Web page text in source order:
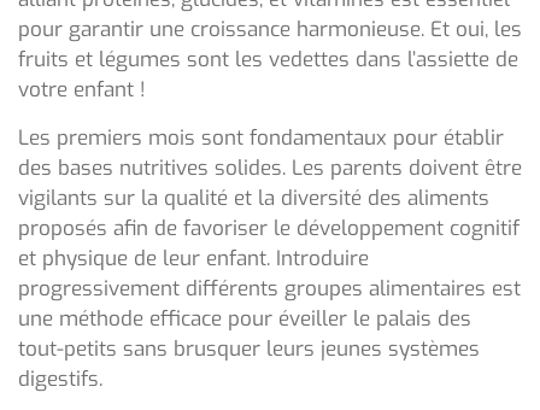
pour garantir une croissance harmonieuse. Et oui, les
fruits et légumes sont les vedettes dans l’assiette de
votre enfant !
Les premiers mois sont fondamentaux pour établir
des bases nutritives solides. Les parents doivent être
vigilants sur la qualité et la diversité des aliments
proposés afin de favoriser le développement cognitif
et physique de leur enfant. Introduire
progressivement différents groupes alimentaires est
une méthode efficace pour éveiller le palais des
tout-petits sans brusquer leurs jeunes systèmes
digestifs.